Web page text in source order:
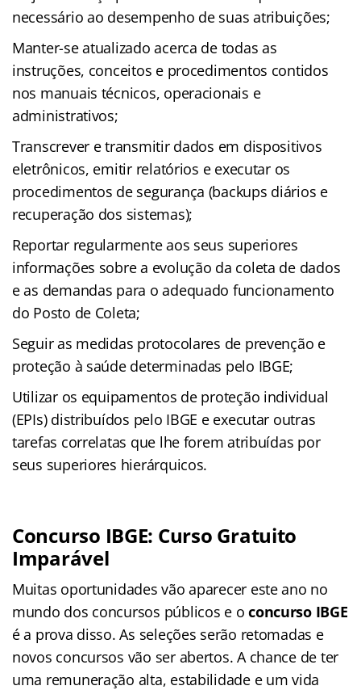
necessário ao desempenho de suas atribuições;
Manter-se atualizado acerca de todas as
instruções, conceitos e procedimentos contidos
nos manuais técnicos, operacionais e
administrativos;
Transcrever e transmitir dados em dispositivos
eletrônicos, emitir relatórios e executar os
procedimentos de segurança (backups diários e
recuperação dos sistemas);
Reportar regularmente aos seus superiores
informações sobre a evolução da coleta de dados
e as demandas para o adequado funcionamento
do Posto de Coleta;
Seguir as medidas protocolares de prevenção e
proteção à saúde determinadas pelo IBGE;
Utilizar os equipamentos de proteção individual
(EPIs) distribuídos pelo IBGE e executar outras
tarefas correlatas que lhe forem atribuídas por
seus superiores hierárquicos.
Concurso IBGE: Curso Gratuito
Imparável
Muitas oportunidades vão aparecer este ano no
mundo dos concursos públicos e oconcurso IBGE
é a prova disso. As seleções serão retomadas e
novos concursos vão ser abertos. A chance de ter
uma remuneração alta, estabilidade e um vida